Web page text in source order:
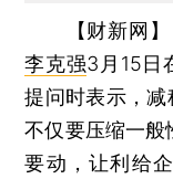
【财新网
李克强3月15日
提问时表示，减
不仅要压缩一般
要动，让利给